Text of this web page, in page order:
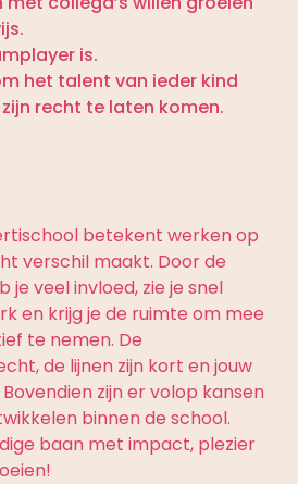
is.
het talent van ieder kind
recht te laten komen.
betekent werken op
verschil maakt. Door de
je veel invloed, zie je snel
en krijg je de ruimte om mee
te nemen. De
de lijnen zijn kort en jouw
zijn er volop kansen
binnen de school.
baan met impact, plezier